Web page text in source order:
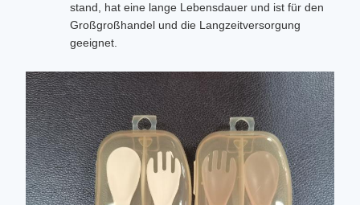
stand, hat eine lange Lebensdauer und ist für den
Großgroßhandel und die Langzeitversorgung
geeignet.